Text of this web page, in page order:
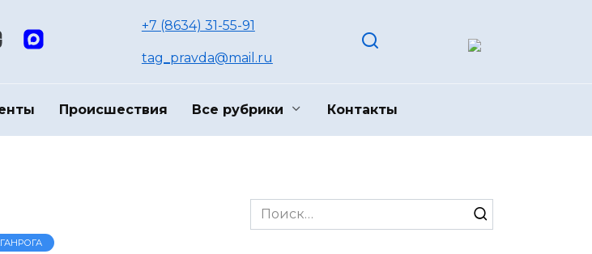
+7 (8634) 31-55-91
tag_pravda@mail.ru
Происшествия Все рубрики Контакты
Search
for: